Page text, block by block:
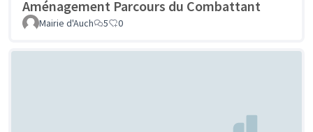
Aménagement Parcours du Combattant
Mairie d'Auch 5 0